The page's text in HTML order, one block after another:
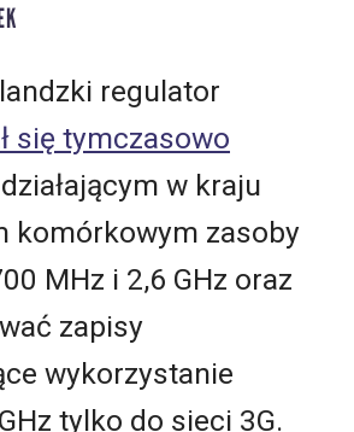
regulator
się tymczasowo
działającym w kraju
komórkowym zasoby
MHz i 2,6 GHz oraz
zapisy
wykorzystanie
tylko do sieci 3G.